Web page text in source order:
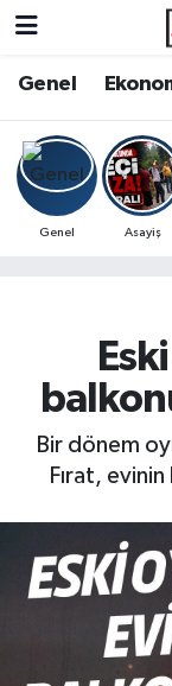
Genel
Genel Asayiş
Bir dönem
Fırat,